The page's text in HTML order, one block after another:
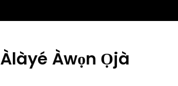
Àlàyé Àwọn Ọjà